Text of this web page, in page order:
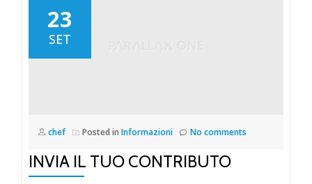
23
SET
chef Posted in Informazioni No comments
INVIA IL TUO CONTRIBUTO